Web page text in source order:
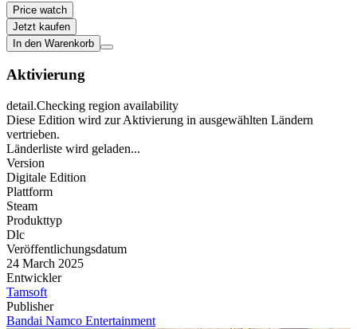
Price watch
Jetzt kaufen
In den Warenkorb
Aktivierung
detail.Checking region availability
Diese Edition wird zur Aktivierung in ausgewählten Ländern
vertrieben.
Länderliste wird geladen...
Version
Digitale Edition
Plattform
Steam
Produkttyp
Dlc
Veröffentlichungsdatum
24 March 2025
Entwickler
Tamsoft
Publisher
Bandai Namco Entertainment